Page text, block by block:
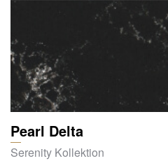
Pearl Delta
Serenity Kollektion